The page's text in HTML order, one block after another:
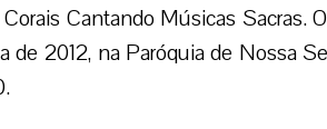
Cantando Músicas Sacras.
de 2012, na Paróquia de Nossa